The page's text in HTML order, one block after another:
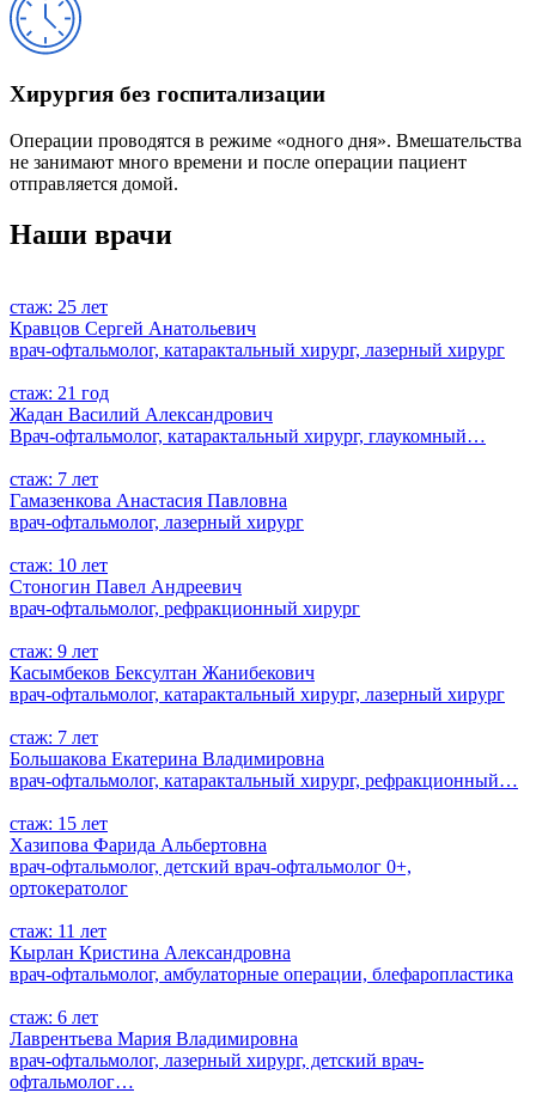
Хирургия без госпитализации
Операции проводятся в режиме «одного дня». Вмешательства
не занимают много времени и после операции пациент
отправляется домой.
Наши врачи
стаж: 25 лет
Кравцов Сергей Анатольевич
врач-офтальмолог, катарактальный хирург, лазерный хирург
стаж: 21 год
Жадан Василий Александрович
Врач-офтальмолог, катарактальный хирург, глаукомный…
стаж: 7 лет
Гамазенкова Анастасия Павловна
врач-офтальмолог, лазерный хирург
стаж: 10 лет
Стоногин Павел Андреевич
врач-офтальмолог, рефракционный хирург
стаж: 9 лет
Касымбеков Бексултан Жанибекович
врач-офтальмолог, катарактальный хирург, лазерный хирург
стаж: 7 лет
Большакова Екатерина Владимировна
врач-офтальмолог, катарактальный хирург, рефракционный…
стаж: 15 лет
Хазипова Фарида Альбертовна
врач-офтальмолог, детский врач-офтальмолог 0+,
ортокератолог
стаж: 11 лет
Кырлан Кристина Александровна
врач-офтальмолог, амбулаторные операции, блефаропластика
стаж: 6 лет
Лаврентьева Мария Владимировна
врач-офтальмолог, лазерный хирург, детский врач-
офтальмолог…